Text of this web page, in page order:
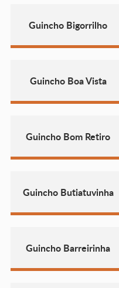
Guincho Bigorrilho
Guincho Boa Vista
Guincho Bom Retiro
Guincho Butiatuvinha
Guincho Barreirinha